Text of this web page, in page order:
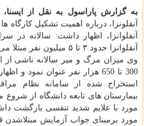
به گزارش پاراسول به نقل از
آنفلونزا، درباره اهمیت تشكیل كارگاه
آنفلوانزا، اظهار داشت: سالانه در
آنفلوانزا حدود ۳ تا ۵ میلیون نفر مبتلا می شوند.
وی میزان مرگ و میر سالانه ناشی از
300 تا 650 هزار نفر عنوان نمود
استخراج شده از سامانه نظام
مورد برمبنای جواب آزمایش